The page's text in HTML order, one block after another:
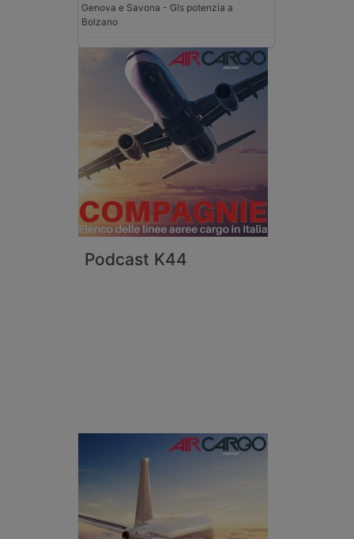
Genova e Savona - Gls potenzia a
Bolzano
Podcast K44